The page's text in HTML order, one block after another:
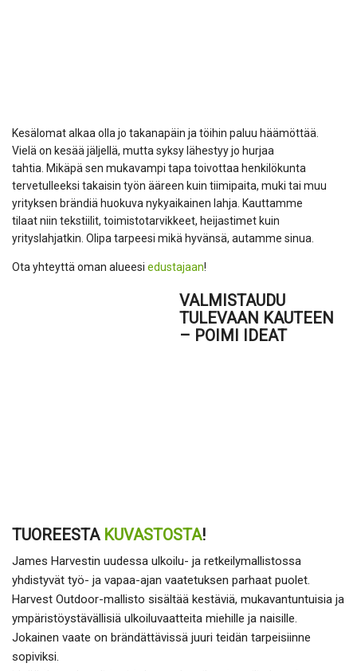
Kesälomat alkaa olla jo takanapäin ja töihin paluu häämöttää.
Vielä on kesää jäljellä, mutta syksy lähestyy jo hurjaa
tahtia. Mikäpä sen mukavampi tapa toivottaa henkilökunta
tervetulleeksi takaisin työn ääreen kuin tiimipaita, muki tai muu
yrityksen brändiä huokuva nykyaikainen lahja. Kauttamme
tilaat niin tekstiilit, toimistotarvikkeet, heijastimet kuin
yrityslahjatkin. Olipa tarpeesi mikä hyvänsä, autamme sinua.
Ota yhteyttä oman alueesi edustajaan!
VALMISTAUDU
TULEVAAN KAUTEEN
– POIMI IDEAT
TUOREESTA KUVASTOSTA!
James Harvestin uudessa ulkoilu- ja retkeilymallistossa
yhdistyvät työ- ja vapaa-ajan vaatetuksen parhaat puolet.
Harvest Outdoor-mallisto sisältää kestäviä, mukavantuntuisia ja
ympäristöystävällisiä ulkoiluvaatteita miehille ja naisille.
Jokainen vaate on brändättävissä juuri teidän tarpeisiinne
sopiviksi.